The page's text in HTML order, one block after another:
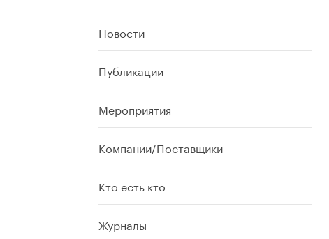
Новости
Публикации
Мероприятия
Компании/Поставщики
Кто есть кто
Журналы